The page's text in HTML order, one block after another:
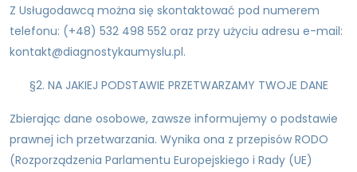
Z Usługodawcą można się skontaktować pod numerem
telefonu: (+48) 532 498 552 oraz przy użyciu adresu e-mail:
kontakt@diagnostykaumyslu.pl.
§2. NA JAKIEJ PODSTAWIE PRZETWARZAMY TWOJE DANE
Zbierając dane osobowe, zawsze informujemy o podstawie
prawnej ich przetwarzania. Wynika ona z przepisów RODO
(Rozporządzenia Parlamentu Europejskiego i Rady (UE)